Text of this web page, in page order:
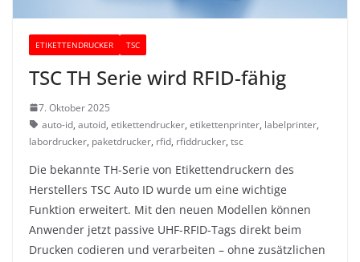
ETIKETTENDRUCKER TSC
TSC TH Serie wird RFID-fähig
7. Oktober 2025
auto-id, autoid, etikettendrucker, etikettenprinter, labelprinter,
labordrucker, paketdrucker, rfid, rfiddrucker, tsc
Die bekannte TH-Serie von Etikettendruckern des
Herstellers TSC Auto ID wurde um eine wichtige
Funktion erweitert. Mit den neuen Modellen können
Anwender jetzt passive UHF-RFID-Tags direkt beim
Drucken codieren und verarbeiten – ohne zusätzlichen